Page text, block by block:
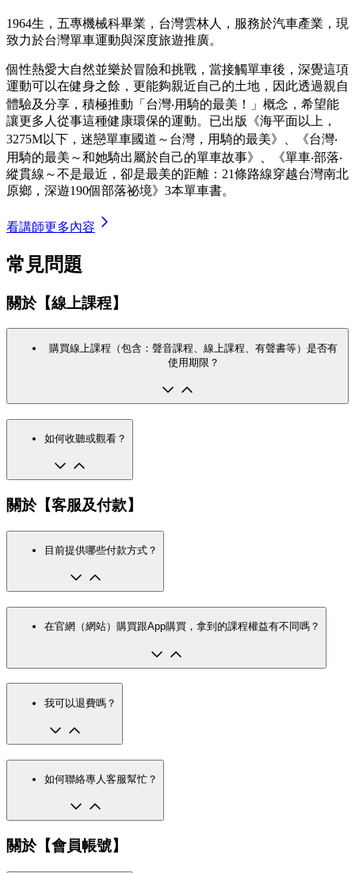
1964生，五專機械科畢業，台灣雲林人，服務於汽車產業，現
致力於台灣單車運動與深度旅遊推廣。
個性熱愛大自然並樂於冒險和挑戰，當接觸單車後，深覺這項
運動可以在健身之餘，更能夠親近自己的土地，因此透過親自
體驗及分享，積極推動「台灣‧用騎的最美！」概念，希望能
讓更多人從事這種健康環保的運動。已出版《海平面以上，
3275M以下，迷戀單車國道～台灣，用騎的最美》、《台灣‧
用騎的最美～和她騎出屬於自己的單車故事》、《單車‧部落‧
縱貫線～不是最近，卻是最美的距離：21條路線穿越台灣南北
原鄉，深遊190個部落祕境》3本單車書。
看講師更多內容
常見問題
關於【線上課程】
購買線上課程（包含：聲音課程、線上課程、有聲書等）是否有
使用期限？
如何收聽或觀看？
關於【客服及付款】
目前提供哪些付款方式？
在官網（網站）購買跟App購買，拿到的課程權益有不同嗎？
我可以退費嗎？
如何聯絡專人客服幫忙？
關於【會員帳號】